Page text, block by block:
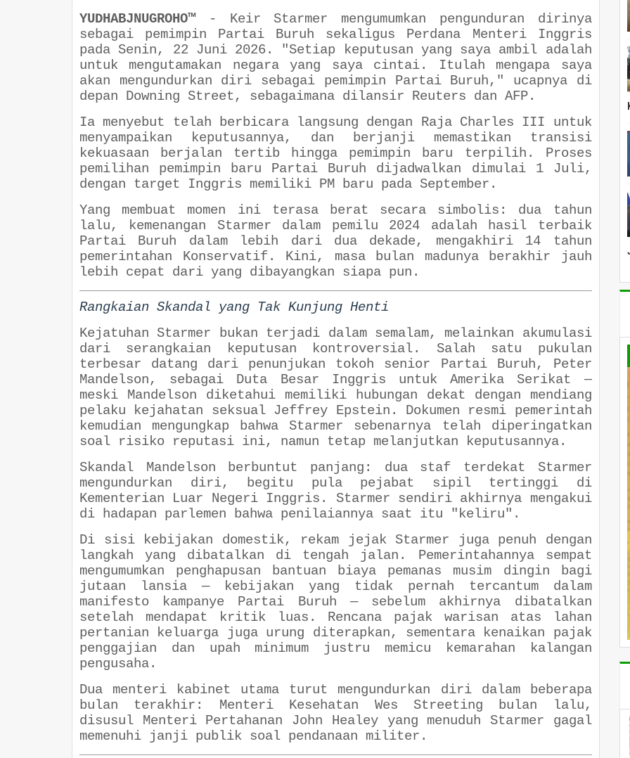
YUDHABJNUGROHO™- Keir Starmer mengumumkan pengunduran dirinya
sebagai pemimpin Partai Buruh sekaligus Perdana Menteri Inggris
pada Senin, 22 Juni 2026. "Setiap keputusan yang saya ambil adalah
untuk mengutamakan negara yang saya cintai. Itulah mengapa saya
akan mengundurkan diri sebagai pemimpin Partai Buruh," ucapnya di
depan Downing Street, sebagaimana dilansir Reuters dan AFP.
Ia menyebut telah berbicara langsung dengan Raja Charles III untuk
menyampaikan keputusannya, dan berjanji memastikan transisi
kekuasaan berjalan tertib hingga pemimpin baru terpilih. Proses
pemilihan pemimpin baru Partai Buruh dijadwalkan dimulai 1 Juli,
dengan target Inggris memiliki PM baru pada September.
Yang membuat momen ini terasa berat secara simbolis: dua tahun
lalu, kemenangan Starmer dalam pemilu 2024 adalah hasil terbaik
Partai Buruh dalam lebih dari dua dekade, mengakhiri 14 tahun
pemerintahan Konservatif. Kini, masa bulan madunya berakhir jauh
lebih cepat dari yang dibayangkan siapa pun.
Rangkaian Skandal yang Tak Kunjung Henti
Kejatuhan Starmer bukan terjadi dalam semalam, melainkan akumulasi
dari serangkaian keputusan kontroversial. Salah satu pukulan
terbesar datang dari penunjukan tokoh senior Partai Buruh, Peter
Mandelson, sebagai Duta Besar Inggris untuk Amerika Serikat —
meski Mandelson diketahui memiliki hubungan dekat dengan mendiang
pelaku kejahatan seksual Jeffrey Epstein. Dokumen resmi pemerintah
kemudian mengungkap bahwa Starmer sebenarnya telah diperingatkan
soal risiko reputasi ini, namun tetap melanjutkan keputusannya.
Skandal Mandelson berbuntut panjang: dua staf terdekat Starmer
mengundurkan diri, begitu pula pejabat sipil tertinggi di
Kementerian Luar Negeri Inggris. Starmer sendiri akhirnya mengakui
di hadapan parlemen bahwa penilaiannya saat itu "keliru".
Di sisi kebijakan domestik, rekam jejak Starmer juga penuh dengan
langkah yang dibatalkan di tengah jalan. Pemerintahannya sempat
mengumumkan penghapusan bantuan biaya pemanas musim dingin bagi
jutaan lansia — kebijakan yang tidak pernah tercantum dalam
manifesto kampanye Partai Buruh — sebelum akhirnya dibatalkan
setelah mendapat kritik luas. Rencana pajak warisan atas lahan
pertanian keluarga juga urung diterapkan, sementara kenaikan pajak
penggajian dan upah minimum justru memicu kemarahan kalangan
pengusaha.
Dua menteri kabinet utama turut mengundurkan diri dalam beberapa
bulan terakhir: Menteri Kesehatan Wes Streeting bulan lalu,
disusul Menteri Pertahanan John Healey yang menuduh Starmer gagal
memenuhi janji publik soal pendanaan militer.